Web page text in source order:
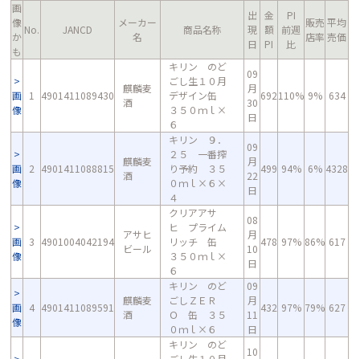
画
像
か
も
No. JANCD
メーカー
名
商品名称
出
現
日
金
額
PI
PI
前週
比
販売
店率
平均
売価
画
像
1 4901411089430
麒麟麦
酒
キリン のど
ごし生１０月
デザイン缶
３５０ｍｌ×
６
09
月
30
日
692110% 9% 634
画
像
2 4901411088815
麒麟麦
酒
キリン ９．
２５ 一番搾
り予約 ３５
０ｍｌ×６×
４
09
月
22
日
499 94% 6% 4328
画
像
3 4901004042194
アサヒ
ビール
クリアアサ
ヒ プライム
リッチ 缶
３５０ｍｌ×
６
08
月
10
日
478 97% 86% 617
画
像
4 4901411089591
麒麟麦
酒
キリン のど
ごしＺＥＲ
Ｏ 缶 ３５
０ｍｌ×６
09
月
11
日
432 97% 79% 627
キリン のど
10